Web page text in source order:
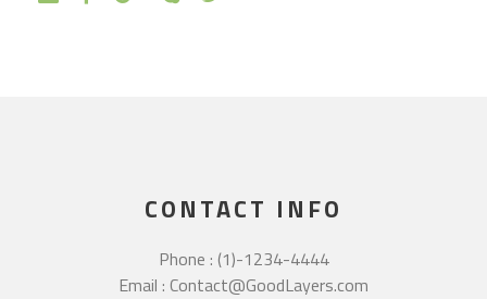
CONTACT INFO
Phone : (1)-1234-4444
Email : Contact@GoodLayers.com